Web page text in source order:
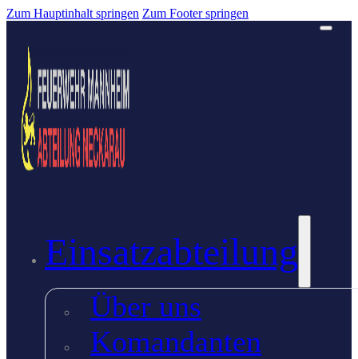
Zum Hauptinhalt springen Zum Footer springen
Einsatzabteilung
Über uns
Komandanten